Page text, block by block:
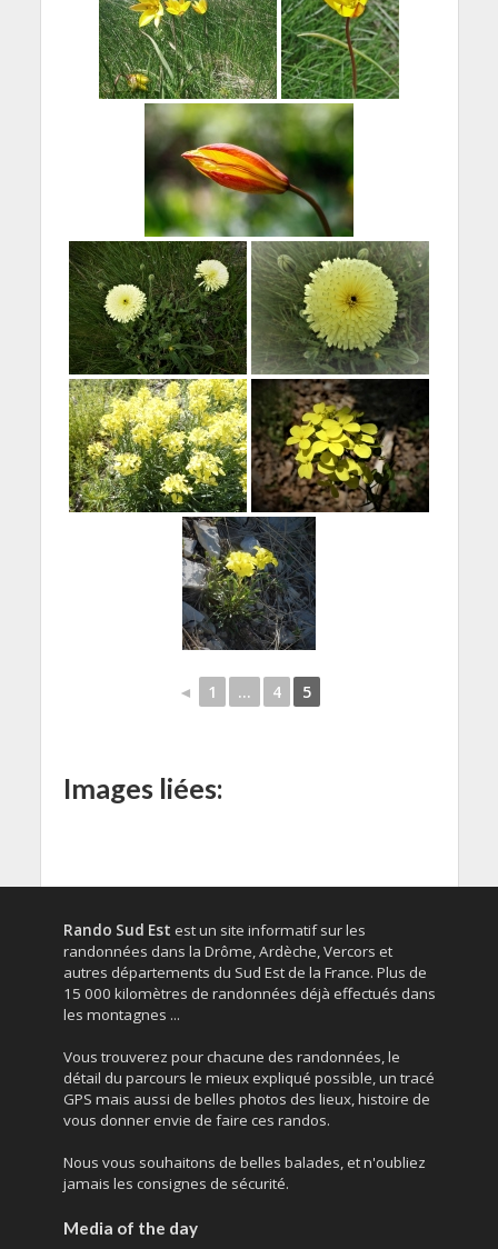
◄ 1 ... 4 5
Images liées:
Rando Sud Est est un site informatif sur les
randonnées dans la Drôme, Ardèche, Vercors et
autres départements du Sud Est de la France. Plus de
15 000 kilomètres de randonnées déjà effectués dans
les montagnes ...
Vous trouverez pour chacune des randonnées, le
détail du parcours le mieux expliqué possible, un tracé
GPS mais aussi de belles photos des lieux, histoire de
vous donner envie de faire ces randos.
Nous vous souhaitons de belles balades, et n'oubliez
jamais les consignes de sécurité.
Media of the day